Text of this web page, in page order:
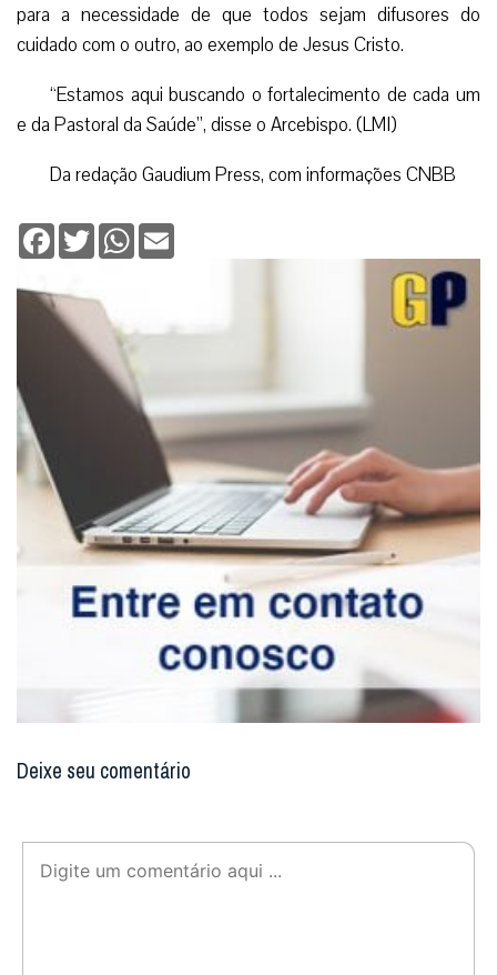
para a necessidade de que todos sejam difusores do
cuidado com o outro, ao exemplo de Jesus Cristo.
“Estamos aqui buscando o fortalecimento de cada um
e da Pastoral da Saúde”, disse o Arcebispo. (LMI)
Da redação Gaudium Press, com informações CNBB
Facebook
TwitterWhatsApp
Deixe seu comentário